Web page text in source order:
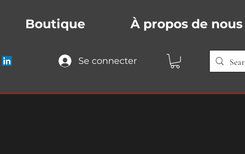
Boutique À propos de nous
Se connecter